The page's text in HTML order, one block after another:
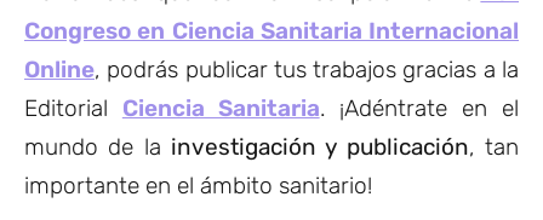
Congreso en Ciencia Sanitaria Internacional
Online, podrás publicar tus trabajos gracias a la
Editorial Ciencia Sanitaria. ¡Adéntrate en el
mundo de la investigación y publicación, tan
importante en el ámbito sanitario!